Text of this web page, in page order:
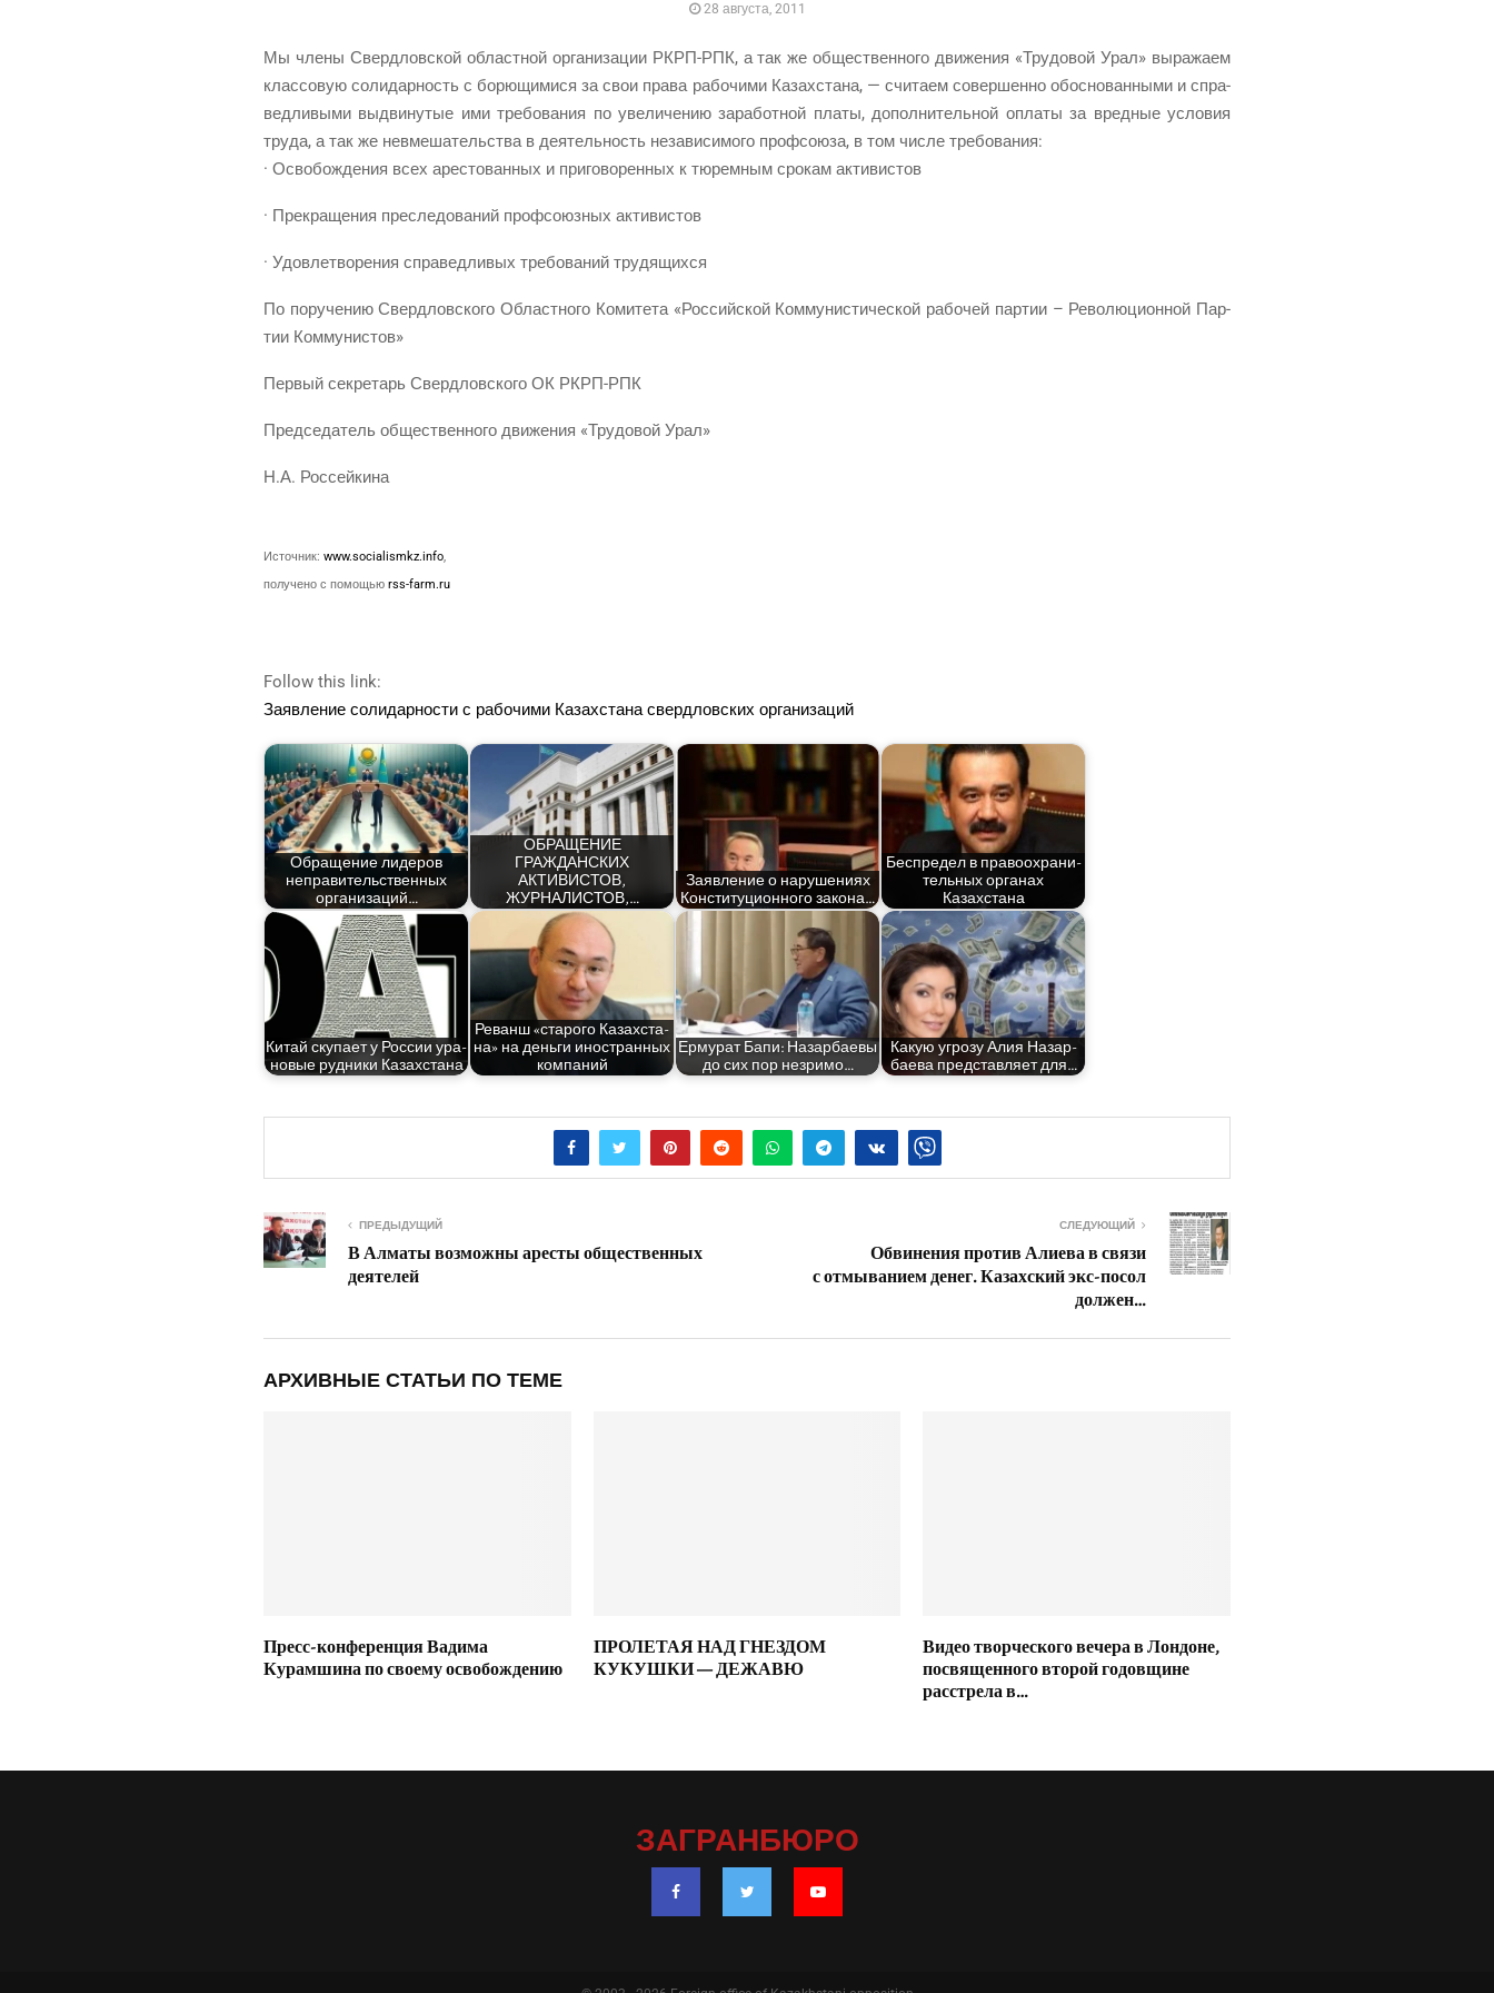
28 августа, 2011
Мы чле­ны Сверд­лов­ской област­ной орга­ни­за­ции РКРП-РПК, а так же обще­ствен­но­го дви­же­ния «Тру­до­вой Урал» выра­жа­ем
клас­со­вую соли­дар­ность с борю­щи­ми­ся за свои пра­ва рабо­чи­ми Казах­ста­на, — счи­та­ем совер­шен­но обос­но­ван­ны­ми и спра­
вед­ли­вы­ми выдви­ну­тые ими тре­бо­ва­ния по уве­ли­че­нию зара­бот­ной пла­ты, допол­ни­тель­ной опла­ты за вред­ные усло­вия
тру­да, а так же невме­ша­тель­ства в дея­тель­ность неза­ви­си­мо­го проф­со­ю­за, в том чис­ле требования:
· Осво­бож­де­ния всех аре­сто­ван­ных и при­го­во­рен­ных к тюрем­ным сро­кам активистов
· Пре­кра­ще­ния пре­сле­до­ва­ний проф­со­юз­ных активистов
· Удо­вле­тво­ре­ния спра­вед­ли­вых тре­бо­ва­ний трудящихся
По пору­че­нию Сверд­лов­ско­го Област­но­го Коми­те­та «Рос­сий­ской Ком­му­ни­сти­че­ской рабо­чей пар­тии – Рево­лю­ци­он­ной Пар­
тии Коммунистов»
Пер­вый сек­ре­тарь Сверд­лов­ско­го ОК РКРП-РПК
Пред­се­да­тель обще­ствен­но­го дви­же­ния «Тру­до­вой Урал»
Н.А. Рос­сей­ки­на
Источ­ник: www.socialismkz.info,
полу­че­но с помо­щью rss-farm.ru
Follow this link:
Заяв­ле­ние соли­дар­но­сти с рабо­чи­ми Казах­ста­на сверд­лов­ских организаций
Обра­ще­ние лиде­ров
непра­ви­тель­ствен­ных
организаций…
ОБРАЩЕНИЕ
ГРАЖДАНСКИХ
АКТИВИСТОВ,
ЖУРНАЛИСТОВ,…
Заяв­ле­ние о нару­ше­ни­ях
Кон­сти­ту­ци­он­но­го закона…
Бес­пре­дел в пра­во­охра­ни­
тель­ных орга­нах
Казахстана
Китай ску­па­ет у Рос­сии ура­
но­вые руд­ни­ки Казахстана
Реванш «ста­ро­го Казах­ста­
на» на день­ги ино­стран­ных
компаний
Ерму­рат Бапи: Назар­ба­е­вы
до сих пор незримо…
Какую угро­зу Алия Назар­
ба­е­ва пред­став­ля­ет для…
ПРЕДЫДУЩИЙ
В Алматы возможны аресты общественных
деятелей
СЛЕДУЮЩИЙ
Обвинения против Алиева в связи
с отмыванием денег. Казахский экс-посол
должен…
АРХИВНЫЕ СТАТЬИ ПО ТЕМЕ
Пресс-конференция Вадима
Курамшина по своему освобождению
ПРОЛЕТАЯ НАД ГНЕЗДОМ
КУКУШКИ — ДЕЖАВЮ
Видео творческого вечера в Лондоне,
посвященного второй годовщине
расстрела в…
ЗАГРАНБЮРО